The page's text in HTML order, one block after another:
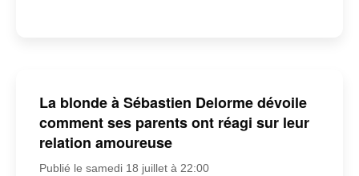
La blonde à Sébastien Delorme dévoile
comment ses parents ont réagi sur leur
relation amoureuse
Publié le samedi 18 juillet à 22:00